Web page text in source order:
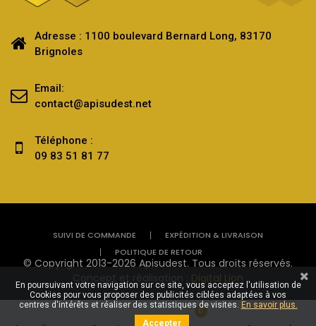
0
Adresse : 1100 boulevard Bernard Long, 83170
Brignoles
Email:
contact@apisudest.net
Téléphone :
09 83 51 81 77
SUIVI DE COMMANDE
EXPÉDITION & LIVRAISON
POLITIQUE DE RETOUR
© Copyright 2013-2026 Apisudest. Tous droits réservés.
Digital Lion
En poursuivant votre navigation sur ce site, vous acceptez l'utilisation de
Cookies pour vous proposer des publicités ciblées adaptées à vos
centres d'intérêts et réaliser des statistiques de visites. En savoir plus.
Accepter